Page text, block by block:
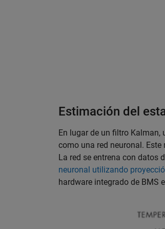
Estimación del
En lugar de un filtro Kalman,
como una red neuronal.
La red se entrena con datos
neuronal utilizando
hardware integrado de BMS